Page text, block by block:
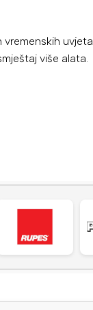
uvjeta.
više alata.